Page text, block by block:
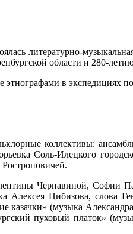
литературно-
области и 280-
в экспедициях
коллективы:
Соль-Илецкого
Чернавиной, Софии
Алексея Цибизова, слова
казачки» (музыка
пуховый платок»